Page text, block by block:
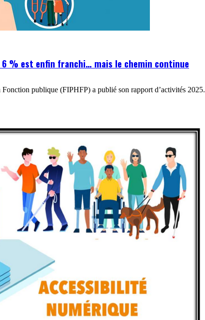
6 % est enfin franchi… mais le chemin continue
publique (FIPHFP) a publié son rapport d’activités 2025.